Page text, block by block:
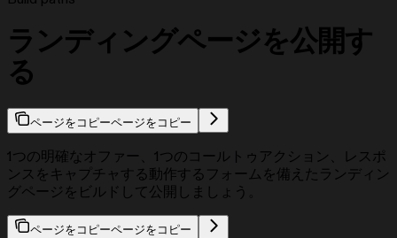
ランディングページを公開す
る
ページをコピーページをコピー
1つの明確なオファー、1つのコールトゥアクション、レスポ
ンスをキャプチャする動作するフォームを備えたランディン
グページをビルドして公開しましょう。
ページをコピーページをコピー